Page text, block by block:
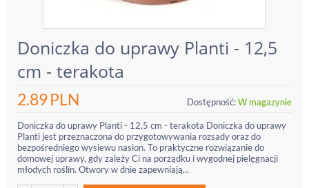
Doniczka do uprawy Planti - 12,5
cm - terakota
2.89PLN Dostępność:W magazynie
Doniczka do uprawy Planti - 12,5 cm - terakota Doniczka do uprawy
Planti jest przeznaczona do przygotowywania rozsady oraz do
bezpośredniego wysiewu nasion. To praktyczne rozwiązanie do
domowej uprawy, gdy zależy Ci na porządku i wygodnej pielęgnacji
młodych roślin. Otwory w dnie zapewniają...